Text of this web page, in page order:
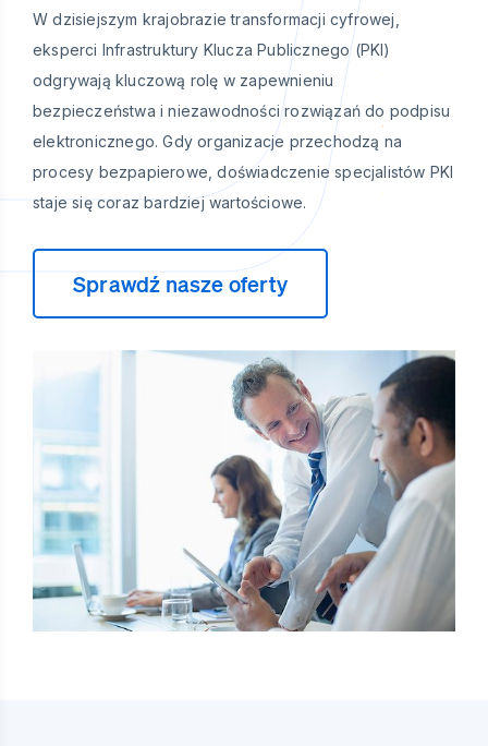
W dzisiejszym krajobrazie transformacji cyfrowej,
eksperci Infrastruktury Klucza Publicznego (PKI)
odgrywają kluczową rolę w zapewnieniu
bezpieczeństwa i niezawodności rozwiązań do podpisu
elektronicznego. Gdy organizacje przechodzą na
procesy bezpapierowe, doświadczenie specjalistów PKI
staje się coraz bardziej wartościowe.
Sprawdź nasze oferty